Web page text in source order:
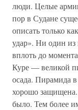
люди. Целые
пор в Судане
описать только
удар». Ни один из
вплоть до
Куре — великой
осада. Пирамида
хорошо
было. Тем более